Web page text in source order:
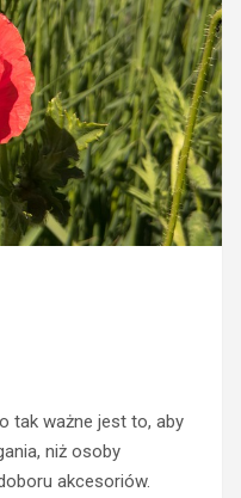
tak ważne jest to, aby
niż osoby
akcesoriów.